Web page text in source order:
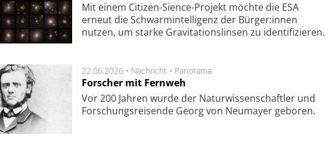
Mit einem Citizen-Sience-Projekt möchte die ESA
erneut die Schwarmintelligenz der Bürger:innen
nutzen, um starke Gravitationslinsen zu identifizieren.
22.06.2026 • Nachricht • Panorama
Forscher mit Fernweh
Vor 200 Jahren wurde der Naturwissenschaftler und
Forschungsreisende Georg von Neumayer geboren.